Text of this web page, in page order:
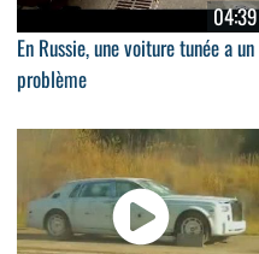
04:39
En Russie, une voiture tunée a un
problème